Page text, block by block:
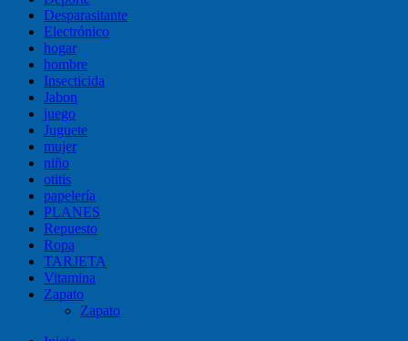
Desparasitante
Electrónico
hogar
hombre
Insecticida
Jabon
juego
Juguete
mujer
niño
otitis
papelería
PLANES
Repuesto
Ropa
TARJETA
Vitamina
Zapato
Zapato